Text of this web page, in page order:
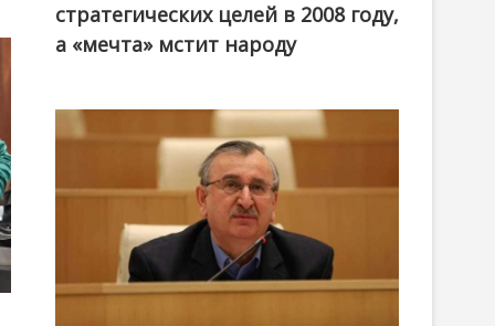
стратегических целей в 2008 году,
а «мечта» мстит народу